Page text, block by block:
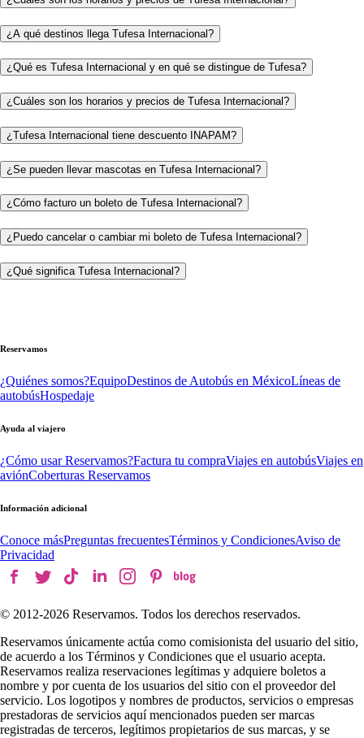
¿A qué destinos llega Tufesa Internacional?
¿Qué es Tufesa Internacional y en qué se distingue de Tufesa?
¿Cuáles son los horarios y precios de Tufesa Internacional?
¿Tufesa Internacional tiene descuento INAPAM?
¿Se pueden llevar mascotas en Tufesa Internacional?
¿Cómo facturo un boleto de Tufesa Internacional?
¿Puedo cancelar o cambiar mi boleto de Tufesa Internacional?
¿Qué significa Tufesa Internacional?
Reservamos
¿Quiénes somos?EquipoDestinos de Autobús en MéxicoLíneas de
autobúsHospedaje
Ayuda al viajero
¿Cómo usar Reservamos?Factura tu compraViajes en autobúsViajes en
aviónCoberturas Reservamos
Información adicional
Conoce másPreguntas frecuentesTérminos y CondicionesAviso de
Privacidad
© 2012-2026 Reservamos. Todos los derechos reservados.
Reservamos únicamente actúa como comisionista del usuario del sitio,
de acuerdo a los Términos y Condiciones que el usuario acepta.
Reservamos realiza reservaciones legítimas y adquiere boletos a
nombre y por cuenta de los usuarios del sitio con el proveedor del
servicio. Los logotipos y nombres de productos, servicios o empresas
prestadoras de servicios aquí mencionados pueden ser marcas
registradas de terceros, legítimos propietarios de sus marcas, y se